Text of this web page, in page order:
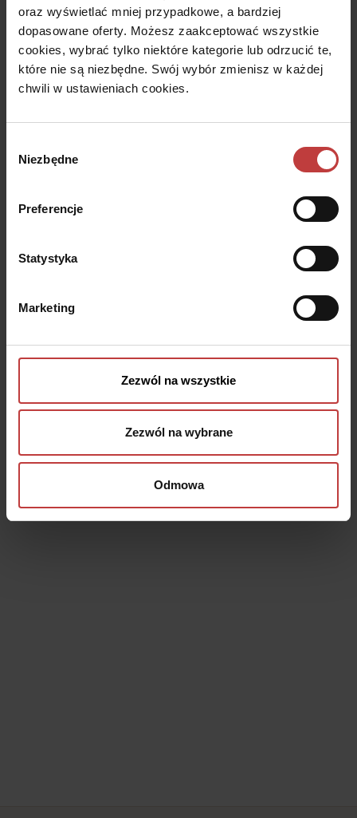
oraz wyświetlać mniej przypadkowe, a bardziej
dopasowane oferty. Możesz zaakceptować wszystkie
cookies, wybrać tylko niektóre kategorie lub odrzucić te,
które nie są niezbędne. Swój wybór zmienisz w każdej
chwili w ustawieniach cookies.
zgody
Niezbędne
Preferencje
Statystyka
Marketing
Zezwól na wszystkie
Zezwól na wybrane
Odmowa
Mieszkania o tym samym rozkładzie
Udostępnij
Ursus Vita
Ursus to dzielnica z bogatą infrastrukturą, która sukcesywnie się
rozwija. Mieszkańcy dzielnicy doceniają Ursus za bezpieczeństwo,
przyjacielskiej atmosferze Ursus zdobywa coraz większą popularność
Ursus Vita
Rozwiń
Podobne mieszkania